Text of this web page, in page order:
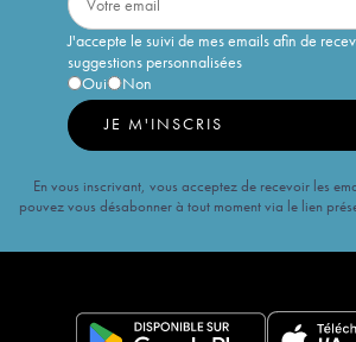
J'accepte le suivi de mes emails afin de
suggestions personnalisées
Oui
Non
JE M'INSCRIS
En vous inscrivant, vous acceptez de recevoir les
pouvez vous désabonner à tout moment via le lien